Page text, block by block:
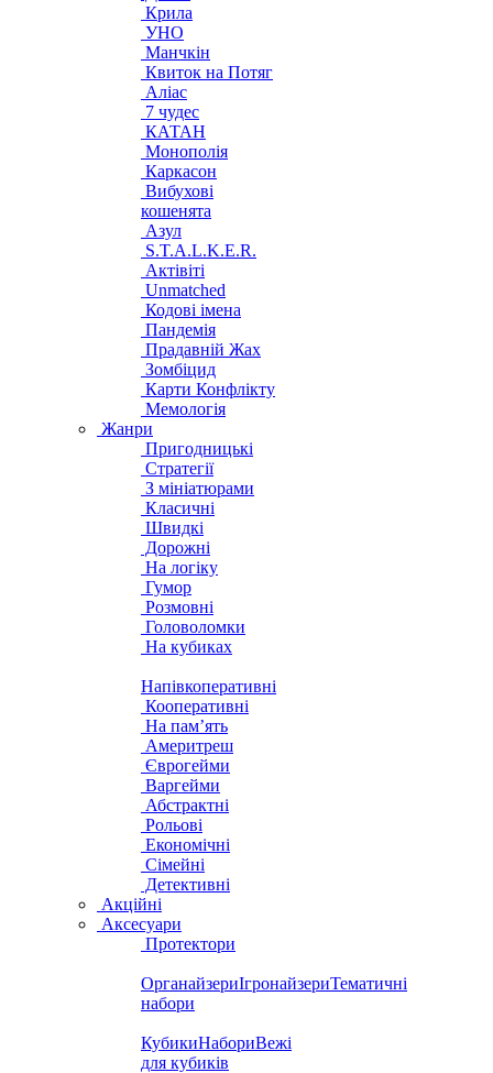
Крила
УНО
Манчкін
Квиток на Потяг
Аліас
7 чудес
КАТАН
Монополія
Каркасон
Вибухові
кошенята
Азул
S.T.A.L.K.E.R.
Актівіті
Unmatched
Кодові імена
Пандемія
Прадавній Жах
Зомбіцид
Карти Конфлікту
Мемологія
Жанри
Пригодницькі
Стратегії
З мініатюрами
Класичні
Швидкі
Дорожні
На логіку
Гумор
Розмовні
Головоломки
На кубиках
Напівкоперативні
Кооперативні
На пам’ять
Америтреш
Єврогейми
Варгейми
Абстрактні
Рольові
Економічні
Сімейні
Детективні
Акційні
Аксесуари
Протектори
ОрганайзериІгронайзериТематичні
набори
КубикиНабориВежі
для кубиків